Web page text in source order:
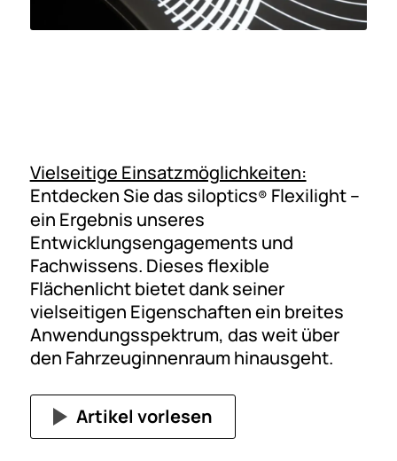
Vielseitige Einsatzmöglichkeiten:
Entdecken Sie das siloptics® Flexilight –
ein Ergebnis unseres
Entwicklungsengagements und
Fachwissens. Dieses flexible
Flächenlicht bietet dank seiner
vielseitigen Eigenschaften ein breites
Anwendungsspektrum, das weit über
den Fahrzeuginnenraum hinausgeht.
Artikel vorlesen